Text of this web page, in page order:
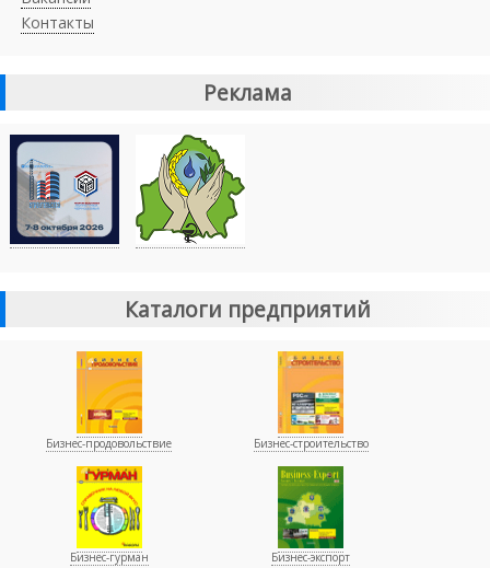
Контакты
Реклама
Каталоги предприятий
Бизнес-продовольствие Бизнес-строительство
Бизнес-гурман Бизнес-экспорт